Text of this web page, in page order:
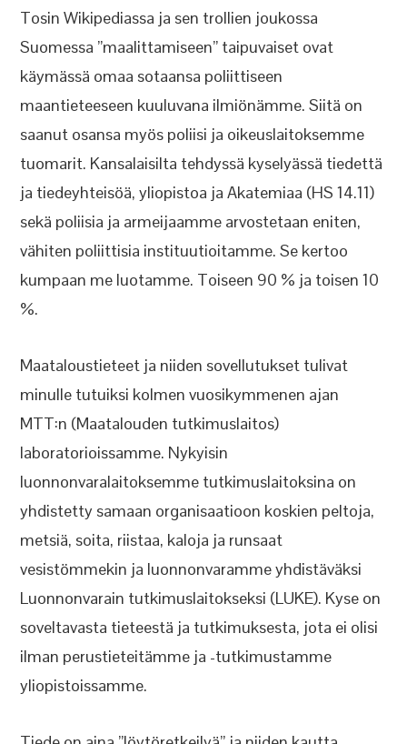
Tosin Wikipediassa ja sen trollien joukossa
Suomessa ”maalittamiseen” taipuvaiset ovat
käymässä omaa sotaansa poliittiseen
maantieteeseen kuuluvana ilmiönämme. Siitä on
saanut osansa myös poliisi ja oikeuslaitoksemme
tuomarit. Kansalaisilta tehdyssä kyselyässä tiedettä
ja tiedeyhteisöä, yliopistoa ja Akatemiaa (HS 14.11)
sekä poliisia ja armeijaamme arvostetaan eniten,
vähiten poliittisia instituutioitamme. Se kertoo
kumpaan me luotamme. Toiseen 90 % ja toisen 10
%.
Maataloustieteet ja niiden sovellutukset tulivat
minulle tutuiksi kolmen vuosikymmenen ajan
MTT:n (Maatalouden tutkimuslaitos)
laboratorioissamme. Nykyisin
luonnonvaralaitoksemme tutkimuslaitoksina on
yhdistetty samaan organisaatioon koskien peltoja,
metsiä, soita, riistaa, kaloja ja runsaat
vesistömmekin ja luonnonvaramme yhdistäväksi
Luonnonvarain tutkimuslaitokseksi (LUKE). Kyse on
soveltavasta tieteestä ja tutkimuksesta, jota ei olisi
ilman perustieteitämme ja -tutkimustamme
yliopistoissamme.